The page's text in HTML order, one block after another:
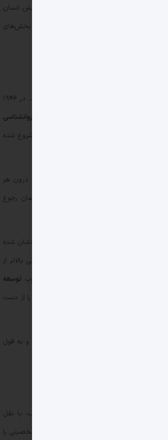
پس از جنگ‌های جهانی اول و دوم و رکود بزرگ ۱۹۲۹ از یک سو و رشد تکنولوژی از سوی دیگر منجر به گرایش انسان
خود را از بند گناه و محدودیت، آزاد سازد و بخش‌های
و دوست داشتن خود را تبلیغ می‌کردند. در ۱۹۴۶
روانشناسی
شروع شده
آموزه‌های سخت‌گیرانه گذشته، معتقد بود درون هر
تشخیص درست و غلط می‌توانیم به احساساتمان رجوع
بدهیم.
یک انتظار غیرواقعی در انسان‌ها نسبت به خودشان شده
دام یک
بی‌پایان برای رسیدن به جایگاهی بالاتر از
، منجر به ایجاد سیکل معیوب توسعه
را از دست
محدودیت را از دست و پای انسان نوع ۲ برداشته و او را آزاد کرده، اما فروتنی و تواضع را از او گرفته و به قول
خود، برای پذیرش و اصلاح ضعف‌هایمان. کتاب، با نقل
می‌کند که این افراد وجود دارند و می‌توان با تمرین‌ و تلاش، چنین شخصیتی را